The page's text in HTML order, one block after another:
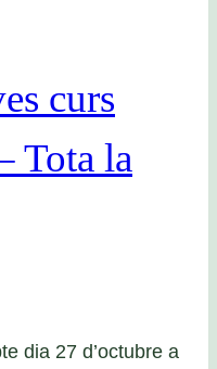
curs
Tota la
dia 27 d’octubre a